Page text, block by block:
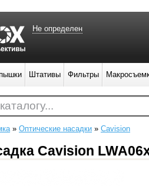
» Оптические насадки » Cavision
Cavision
Не определен
Штативы Фильтры